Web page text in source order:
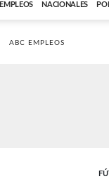
EMPLEOS NACIONALES
ABC EMPLEOS